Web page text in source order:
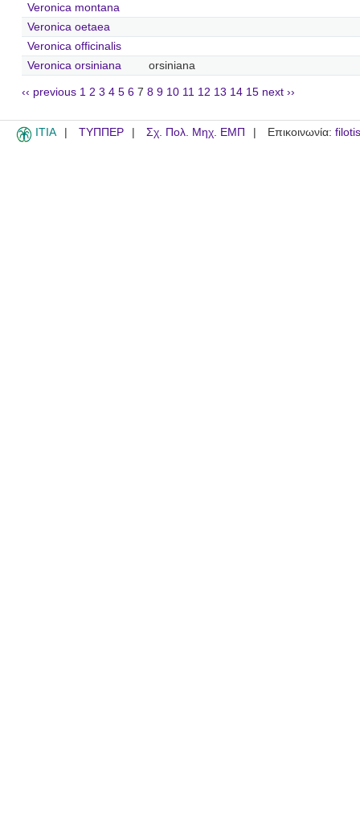
Veronica montana
Veronica oetaea
Veronica officinalis
Veronica orsiniana
orsiniana
‹‹ previous 1 2 3 4 5 6 7 8 9 10 11 12 13 14 15 next ››
ITIA ΤΥΠΠΕΡ Σχ. Πολ. Μηχ. ΕΜΠ Επικοινωνία: